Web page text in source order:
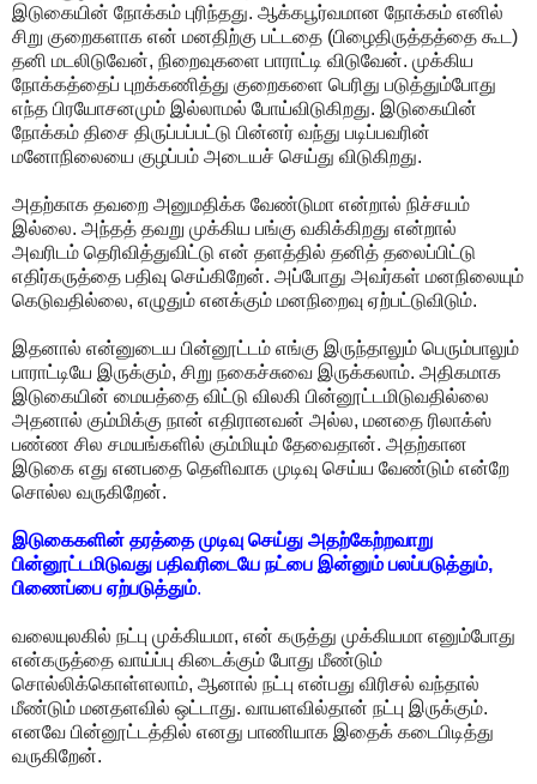
இடுகையின் நோக்கம் புரிந்தது. ஆக்கபூர்வமான நோக்கம் எனில்
சிறு குறைகளாக என் மனதிற்கு பட்டதை (பிழைதிருத்தத்தை கூட)
தனி மடலிடுவேன், நிறைவுகளை பாராட்டி விடுவேன். முக்கிய
நோக்கத்தைப் புறக்கணித்து குறைகளை பெரிது படுத்தும்போது
எந்த பிரயோசனமும் இல்லாமல் போய்விடுகிறது. இடுகையின்
நோக்கம் திசை திருப்பப்பட்டு பின்னர் வந்து படிப்பவரின்
மனோநிலையை குழப்பம் அடையச் செய்து விடுகிறது.
அதற்காக தவறை அனுமதிக்க வேண்டுமா என்றால் நிச்சயம்
இல்லை. அந்தத் தவறு முக்கிய பங்கு வகிக்கிறது என்றால்
அவரிடம் தெரிவித்துவிட்டு என் தளத்தில் தனித் தலைப்பிட்டு
எதிர்கருத்தை பதிவு செய்கிறேன். அப்போது அவர்கள் மனநிலையும்
கெடுவதில்லை, எழுதும் எனக்கும் மனநிறைவு ஏற்பட்டுவிடும்.
இதனால் என்னுடைய பின்னூட்டம் எங்கு இருந்தாலும் பெரும்பாலும்
பாராட்டியே இருக்கும், சிறு நகைச்சுவை இருக்கலாம். அதிகமாக
இடுகையின் மையத்தை விட்டு விலகி பின்னூட்டமிடுவதில்லை
அதனால் கும்மிக்கு நான் எதிரானவன் அல்ல, மனதை ரிலாக்ஸ்
பண்ண சில சமயங்களில் கும்மியும் தேவைதான். அதற்கான
இடுகை எது எனபதை தெளிவாக முடிவு செய்ய வேண்டும் என்றே
சொல்ல வருகிறேன்.
இடுகைகளின் தரத்தை முடிவு செய்து அதற்கேற்றவாறு
பின்னூட்டமிடுவது பதிவரிடையே நட்பை இன்னும் பலப்படுத்தும்,
பிணைப்பை ஏற்படுத்தும்.
வலையுலகில் நட்பு முக்கியமா, என் கருத்து முக்கியமா எனும்போது
என்கருத்தை வாய்ப்பு கிடைக்கும் போது மீண்டும்
சொல்லிக்கொள்ளலாம், ஆனால் நட்பு என்பது விரிசல் வந்தால்
மீண்டும் மனதளவில் ஒட்டாது. வாயளவில்தான் நட்பு இருக்கும்.
எனவே பின்னூட்டத்தில் எனது பாணியாக இதைக் கடைபிடித்து
வருகிறேன்.